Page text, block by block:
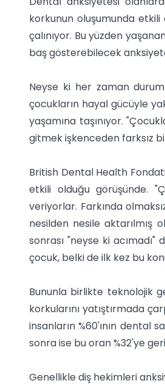
korkunun oluşumunda etkili
çalınıyor. Bu yüzden
baş gösterebilecek
Neyse ki her zaman
çocukların hayal gücüyle
yaşamına taşınıyor.
gitmek işkenceden farksız
British Dental Health
etkili olduğu görüşünde.
veriyorlar. Farkında
nesilden nesile aktarılmış
sonrası "neyse ki
çocuk, belki de ilk kez bu
Bununla birlikte teknolojik
korkularını yatıştırmada
insanların %60'ının dental
sonra ise bu oran %32'ye
Genellikle diş hekimleri